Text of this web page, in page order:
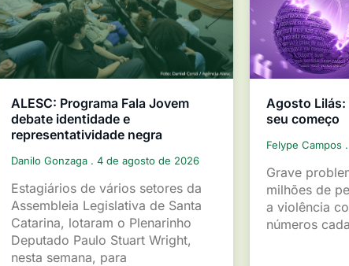
ALESC: Programa Fala Jovem
debate identidade e
representatividade negra
Danilo Gonzaga 4 de agosto de 2026
Estagiários de vários setores da
Assembleia Legislativa de Santa
Catarina, lotaram o Plenarinho
Deputado Paulo Stuart Wright,
nesta semana, para
Agosto Lilás:
seu começo
Felype Campos
Grave
milhões de
a violência
números